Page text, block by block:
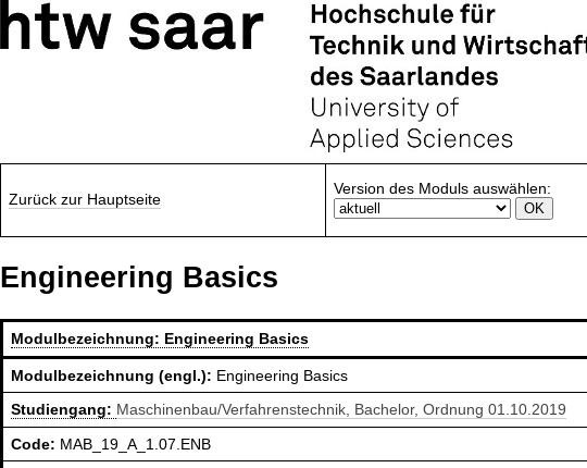
Zurück zur Hauptseite
Version des Moduls auswählen:
Engineering Basics
Modulbezeichnung: Engineering Basics
Modulbezeichnung (engl.): Engineering Basics
Studiengang: Maschinenbau/Verfahrenstechnik, Bachelor, Ordnung 01.10.2019
Code: MAB_19_A_1.07.ENB